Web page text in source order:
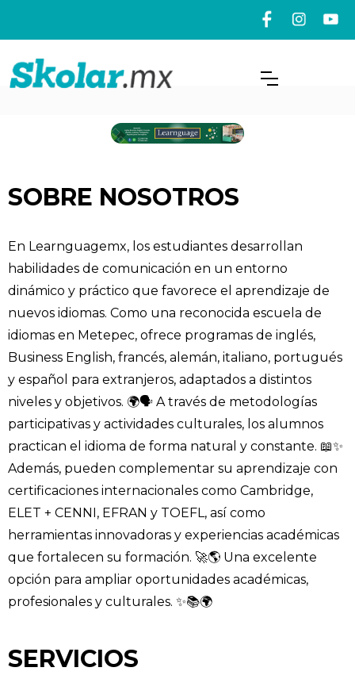
SOBRE NOSOTROS
En Learnguagemx, los estudiantes desarrollan
habilidades de comunicación en un entorno
dinámico y práctico que favorece el aprendizaje de
nuevos idiomas. Como una reconocida escuela de
idiomas en Metepec, ofrece programas de inglés,
Business English, francés, alemán, italiano, portugués
y español para extranjeros, adaptados a distintos
niveles y objetivos. 🌍🗣️ A través de metodologías
participativas y actividades culturales, los alumnos
practican el idioma de forma natural y constante. 📖✨
Además, pueden complementar su aprendizaje con
certificaciones internacionales como Cambridge,
ELET + CENNI, EFRAN y TOEFL, así como
herramientas innovadoras y experiencias académicas
que fortalecen su formación. 🚀🌎 Una excelente
opción para ampliar oportunidades académicas,
profesionales y culturales. ✨📚🌍
SERVICIOS